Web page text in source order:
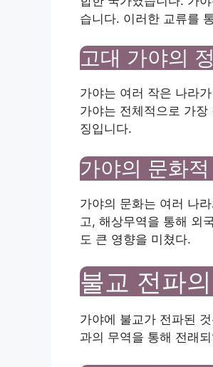
습니다. 이러한 교류를
고대 가야의
가야는 여러 작은 나라
가야는 전체적으로 가
징입니다.
가야의 문화적
가야의 문화는 여러 나
고, 해상무역을 통해 외
도 큰 영향을 미쳤다.
불교 전파
가야에 불교가 전파된
과의 무역을 통해 전래